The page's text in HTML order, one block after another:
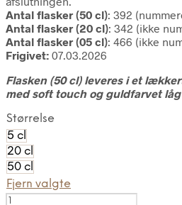
Antal flasker (50 cl): 392
Antal flasker (20 cl): 342 (ikke
Antal flasker (05 cl): 466 (ikke
Frigivet: 07.03.2026
Flasken (50 cl) leveres i et
med soft touch og guldfarvet
Størrelse
5 cl
20 cl
50 cl
Fjern valgte
Port